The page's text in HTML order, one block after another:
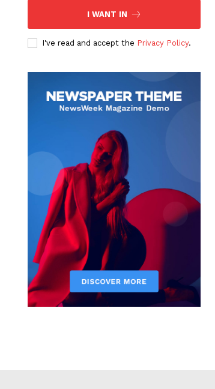
I WANT IN
I've read and accept the Privacy Policy.